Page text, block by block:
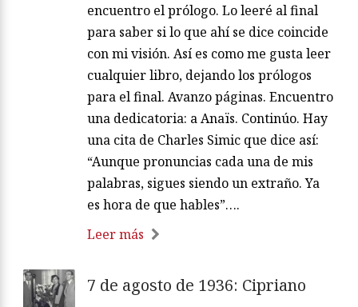
encuentro el prólogo. Lo leeré al final
para saber si lo que ahí se dice coincide
con mi visión. Así es como me gusta leer
cualquier libro, dejando los prólogos
para el final. Avanzo páginas. Encuentro
una dedicatoria: a Anaïs. Continúo. Hay
una cita de Charles Simic que dice así:
“Aunque pronuncias cada una de mis
palabras, sigues siendo un extraño. Ya
es hora de que hables”….
Leer más
7 de agosto de 1936: Cipriano